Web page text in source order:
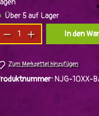
Über 5 auf Lager
Produkt Anzahl:
In den
Zum Merkzettel hinzufügen
NJG-10XX-